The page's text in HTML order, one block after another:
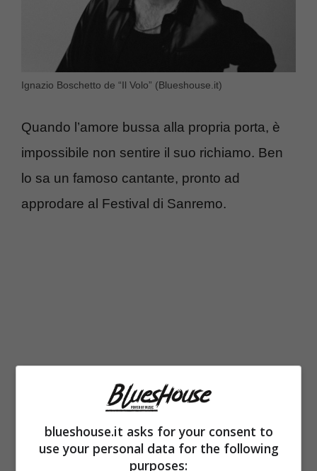
Ignazio Boschetto de “Il Volo” (Blueshouse.it)
Quando l’amore bussa alla propria porta, è
impossibile non sentire il suo richiamo. Ben
lo sa un famoso cantante, pronto ad
approdare al Festival di Sanremo.
Si tratta diIgnazio Boschetto, tenore dal
, diventato famoso con il
blueshouse.it asks for your consent to
use your personal data for the following
purposes: